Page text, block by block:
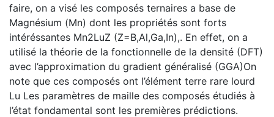
faire, on a visé les composés ternaires a base de
Magnésium (Mn) dont les propriétés sont forts
intéréssantes Mn2LuZ (Z=B,Al,Ga,In),. En effet, on a
utilisé la théorie de la fonctionnelle de la densité (DFT)
avec l’approximation du gradient généralisé (GGA)On
note que ces composés ont l’élément terre rare lourd
Lu Les paramètres de maille des composés étudiés à
l’état fondamental sont les premières prédictions.